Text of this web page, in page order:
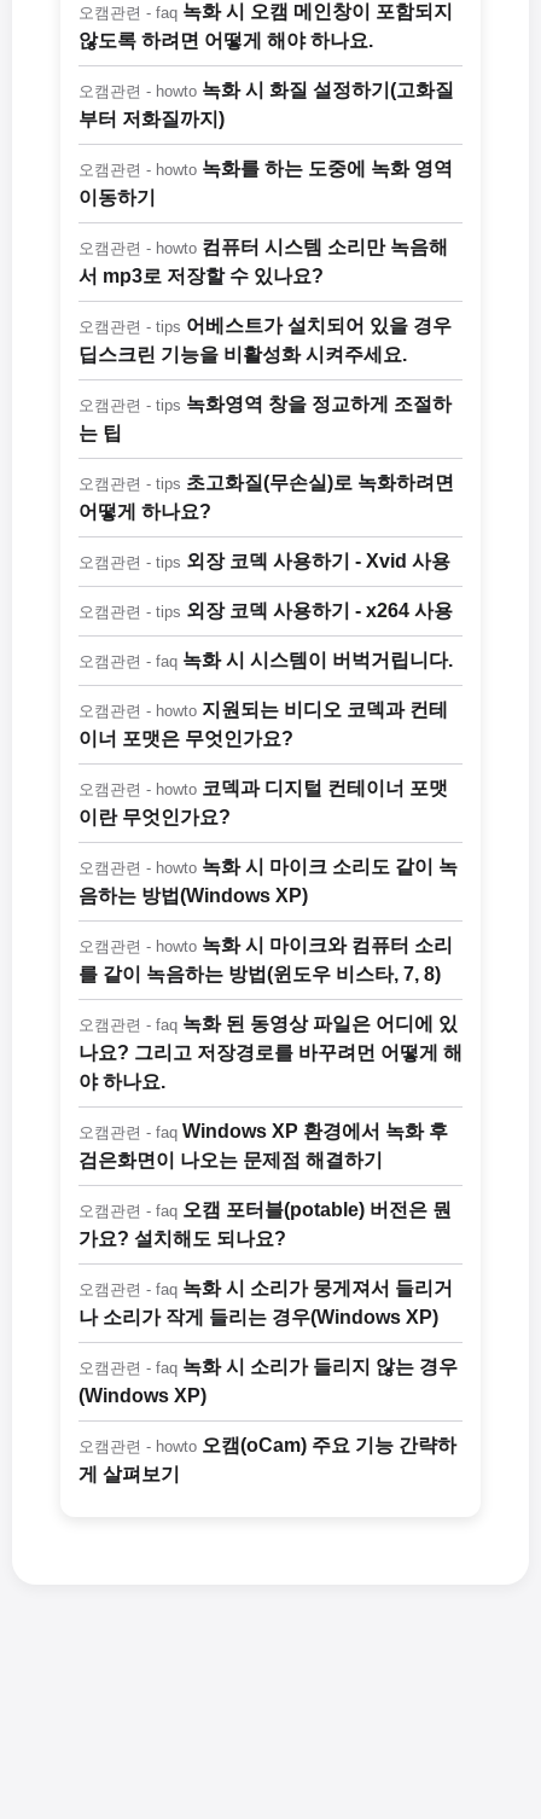
오캠관련 - faq 녹화 시 오캠 메인창이 포함되지
않도록 하려면 어떻게 해야 하나요.
오캠관련 - howto 녹화 시 화질 설정하기(고화질
부터 저화질까지)
오캠관련 - howto 녹화를 하는 도중에 녹화 영역
이동하기
오캠관련 - howto 컴퓨터 시스템 소리만 녹음해
서 mp3로 저장할 수 있나요?
오캠관련 - tips 어베스트가 설치되어 있을 경우
딥스크린 기능을 비활성화 시켜주세요.
오캠관련 - tips 녹화영역 창을 정교하게 조절하
는 팁
오캠관련 - tips 초고화질(무손실)로 녹화하려면
어떻게 하나요?
오캠관련 - tips 외장 코덱 사용하기 - Xvid 사용
오캠관련 - tips 외장 코덱 사용하기 - x264 사용
오캠관련 - faq 녹화 시 시스템이 버벅거립니다.
오캠관련 - howto 지원되는 비디오 코덱과 컨테
이너 포맷은 무엇인가요?
오캠관련 - howto 코덱과 디지털 컨테이너 포맷
이란 무엇인가요?
오캠관련 - howto 녹화 시 마이크 소리도 같이 녹
음하는 방법(Windows XP)
오캠관련 - howto 녹화 시 마이크와 컴퓨터 소리
를 같이 녹음하는 방법(윈도우 비스타, 7, 8)
오캠관련 - faq 녹화 된 동영상 파일은 어디에 있
나요? 그리고 저장경로를 바꾸려먼 어떻게 해
야 하나요.
오캠관련 - faq Windows XP 환경에서 녹화 후
검은화면이 나오는 문제점 해결하기
오캠관련 - faq 오캠 포터블(potable) 버전은 뭔
가요? 설치해도 되나요?
오캠관련 - faq 녹화 시 소리가 뭉게져서 들리거
나 소리가 작게 들리는 경우(Windows XP)
오캠관련 - faq 녹화 시 소리가 들리지 않는 경우
(Windows XP)
오캠관련 - howto 오캠(oCam) 주요 기능 간략하
게 살펴보기